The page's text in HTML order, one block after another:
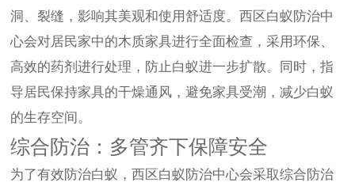
洞、裂缝，影响其美观和使用舒适度。西区白蚁防治中
心会对居民家中的木质家具进行全面检查，采用环保、
高效的药剂进行处理，防止白蚁进一步扩散。同时，指
导居民保持家具的干燥通风，避免家具受潮，减少白蚁
的生存空间。
综合防治：多管齐下保障安全
为了有效防治白蚁，西区白蚁防治中心会采取综合防治